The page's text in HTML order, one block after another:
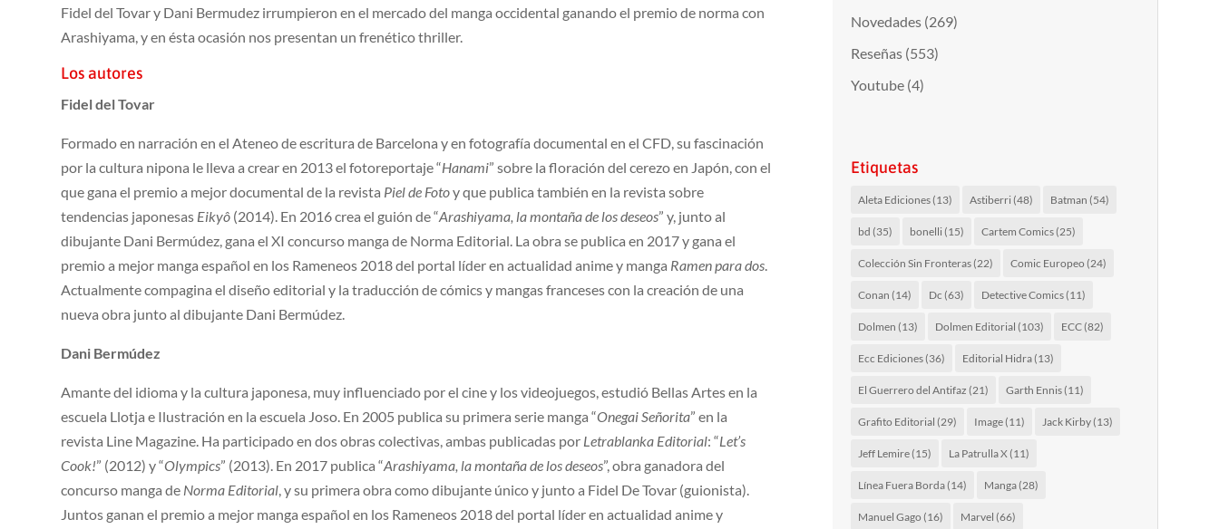
Fidel del Tovar y Dani Bermudez irrumpieron en el mercado del manga occidental ganando el premio de norma con
Arashiyama, y en ésta ocasión nos presentan un frenético thriller.
Los autores
Fidel del Tovar
Formado en narración en el Ateneo de escritura de Barcelona y en fotografía documental en el CFD, su fascinación
por la cultura nipona le lleva a crear en 2013 el fotoreportaje “Hanami” sobre la floración del cerezo en Japón, con el
que gana el premio a mejor documental de la revista Piel de Fotoy que publica también en la revista sobre
tendencias japonesas Eikyô (2014). En 2016 crea el guión de “Arashiyama, la montaña de los deseos” y, junto al
dibujante Dani Bermúdez, gana el XI concurso manga de Norma Editorial. La obra se publica en 2017 y gana el
premio a mejor manga español en los Rameneos 2018 del portal líder en actualidad anime y manga Ramen para dos.
Actualmente compagina el diseño editorial y la traducción de cómics y mangas franceses con la creación de una
nueva obra junto al dibujante Dani Bermúdez.
Dani Bermúdez
Amante del idioma y la cultura japonesa, muy influenciado por el cine y los videojuegos, estudió Bellas Artes en la
escuela Llotja e Ilustración en la escuela Joso. En 2005 publica su primera serie manga “Onegai Señorita” en la
revista Line Magazine. Ha participado en dos obras colectivas, ambas publicadas por Letrablanka Editorial: “Let’s
Cook!” (2012) y “Olympics” (2013). En 2017 publica “Arashiyama, la montaña de los deseos”, obra ganadora del
concurso manga de Norma Editorial, y su primera obra como dibujante único y junto a Fidel De Tovar (guionista).
Juntos ganan el premio a mejor manga español en los Rameneos 2018 del portal líder en actualidad anime y
Novedades(269)
Reseñas(553)
Youtube(4)
Etiquetas
Aleta Ediciones(13) Astiberri(48) Batman (54)
bd (35) bonelli(15) Cartem Comics(25)
Colección Sin Fronteras(22) Comic Europeo (24)
Conan (14) Dc (63) Detective Comics(11)
Dolmen (13) Dolmen Editorial (103) ECC(82)
Ecc Ediciones(36) Editorial Hidra(13)
El Guerrero del Antifaz (21) Garth Ennis(11)
Grafito Editorial (29) Image(11) Jack Kirby(13)
Jeff Lemire(15) La Patrulla X(11)
Línea Fuera Borda(14) Manga(28)
Manuel Gago (16) Marvel (66)